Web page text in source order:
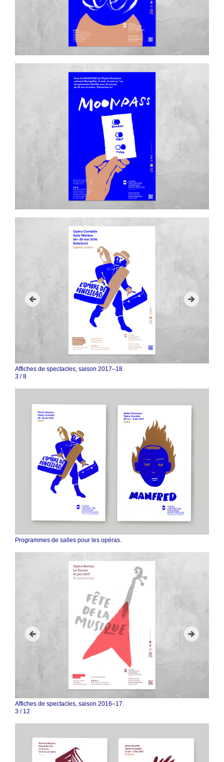
Affiches de spectacles, saison 2017–18.
4 /8
Programmes de salles pour les opéras.
Affiches de spectacles, saison 2016–17.
4 / 12